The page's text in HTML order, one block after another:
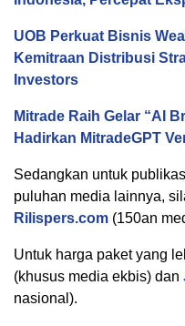
UOB Perkuat Bisnis
Kemitraan Distribusi
Investors
Mitrade Raih Gelar “AI
Hadirkan MitradeGPT
Sedangkan untuk
puluhan media lainnya,
Rilispers.com (150an
Untuk harga paket yang
(khusus media ekbis) dan
nasional).